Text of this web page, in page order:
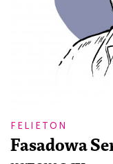
FELIETON
Fasadowa